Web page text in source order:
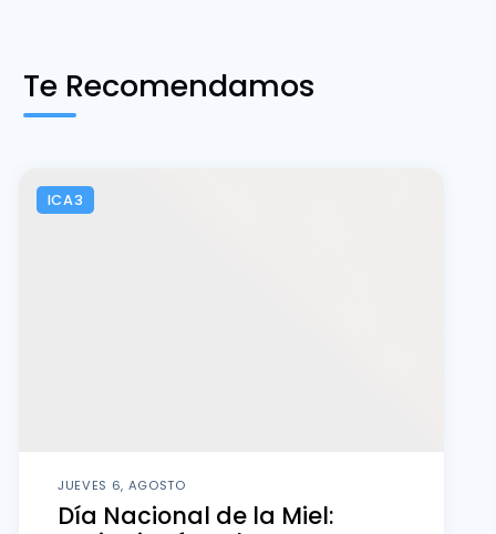
Te Recomendamos
ICA3
JUEVES 6, AGOSTO
Día Nacional de la Miel: